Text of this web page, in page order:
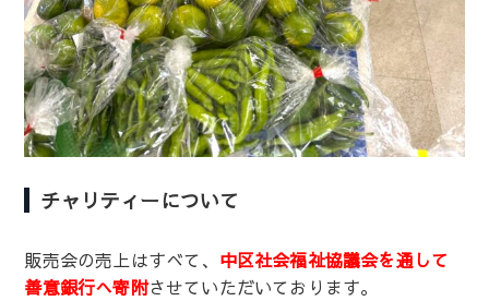
チャリティーについて
販売会の売上はすべて、 中区社会福祉協議会を通して
善意銀行へ寄附させていただいております。